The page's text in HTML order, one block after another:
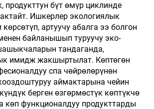
продукттун бүт өмүр циклинде
Ишкерлер экологиялык
артуучу абалга ээ болгон
байланышып туруучу эко-
тандаганда,
имидж жакшыртылат. Көптөгөн
спа чөйрөлөрүнөн
аймактарына чейин
берген өзгөрмөстүк көптүкчө
көп функционалдуу продукттарды